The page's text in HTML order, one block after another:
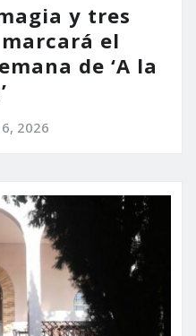
y tres
el
de ‘A la
2026